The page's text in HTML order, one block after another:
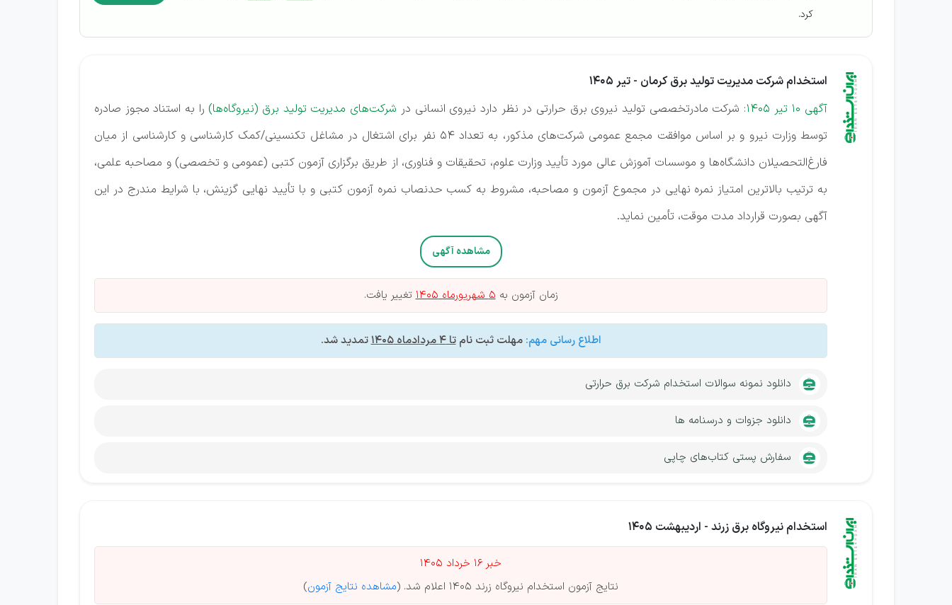
کرد.
استخدام شرکت مدیریت تولید برق کرمان - تیر 1405
آگهی 10 تیر 1405:
شرکت مادرتخصصی تولید نیروی برق حرارتی در نظر دارد نیروی انسانی در شرکت‌های مدیریت تولید برق (نیروگاه‌ها) را به استناد مجوز صادره
توسط وزارت نیرو و بر اساس موافقت مجمع عمومی شرکت‌های مذکور، به تعداد 54 نفر برای اشتغال در مشاغل تکنسینی/کمک کارشناسی و کارشناسی از میان
فارغ‌التحصیلان دانشگاه‌ها و موسسات آموزش عالی مورد تأیید وزارت علوم، تحقیقات و فناوری، از طریق برگزاری آزمون کتبی (عمومی و تخصصی) و مصاحبه علمی،
به ترتیب بالاترین امتیاز نمره نهایی در مجموع آزمون و مصاحبه، مشروط به کسب حدنصاب نمره آزمون کتبی و با تأیید نهایی گزینش، با شرایط مندرج در این
آگهی بصورت قرارداد مدت موقت، تأمین نماید.
مشاهده آگهی
زمان آزمون به5 شهریورماه 1405 تغییر یافت.
اطلاع رسانی مهم: مهلت ثبت نامتا 4 مردادماه 1405 تمدید شد.
دانلود نمونه سوالات استخدام شرکت برق حرارتی
دانلود جزوات و درسنامه ها
سفارش پستی کتاب‌های چاپی
استخدام نیروگاه برق زرند - اردیبهشت 1405
خبر 16 خرداد 1405
نتایج آزمون استخدام نیروگاه زرند 1405 اعلام شد. (
مشاهده نتایج آزمون)